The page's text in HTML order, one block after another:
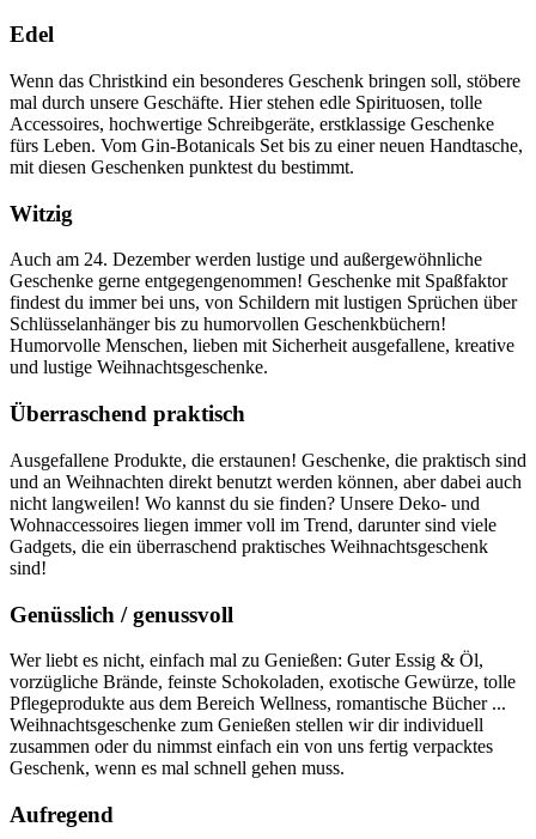
Edel
Wenn das Christkind ein besonderes Geschenk bringen soll, stöbere
mal durch unsere Geschäfte. Hier stehen edle Spirituosen, tolle
Accessoires, hochwertige Schreibgeräte, erstklassige Geschenke
fürs Leben. Vom Gin-Botanicals Set bis zu einer neuen Handtasche,
mit diesen Geschenken punktest du bestimmt.
Witzig
Auch am 24. Dezember werden lustige und außergewöhnliche
Geschenke gerne entgegengenommen! Geschenke mit Spaßfaktor
findest du immer bei uns, von Schildern mit lustigen Sprüchen über
Schlüsselanhänger bis zu humorvollen Geschenkbüchern!
Humorvolle Menschen, lieben mit Sicherheit ausgefallene, kreative
und lustige Weihnachtsgeschenke.
Überraschend praktisch
Ausgefallene Produkte, die erstaunen! Geschenke, die praktisch sind
und an Weihnachten direkt benutzt werden können, aber dabei auch
nicht langweilen! Wo kannst du sie finden? Unsere Deko- und
Wohnaccessoires liegen immer voll im Trend, darunter sind viele
Gadgets, die ein überraschend praktisches Weihnachtsgeschenk
sind!
Genüsslich / genussvoll
Wer liebt es nicht, einfach mal zu Genießen: Guter Essig & Öl,
vorzügliche Brände, feinste Schokoladen, exotische Gewürze, tolle
Pflegeprodukte aus dem Bereich Wellness, romantische Bücher ...
Weihnachtsgeschenke zum Genießen stellen wir dir individuell
zusammen oder du nimmst einfach ein von uns fertig verpacktes
Geschenk, wenn es mal schnell gehen muss.
Aufregend